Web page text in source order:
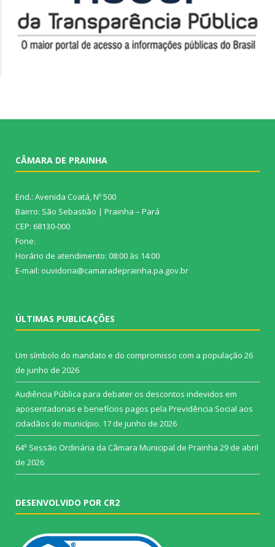
CÂMARA DE PRAINHA
End.: Avenida Coatá, Nº 500
Bairro: São Sebastião | Prainha – Pará
CEP: 68130-000
Fone:
Horário de atendimento: 08:00 às 14:00
E-mail: ouvidoria@camaradeprainha.pa.gov.br
ÚLTIMAS PUBLICAÇÕES
Um símbolo do mandato e do compromisso com a população 26
de junho de 2026
Audiência Pública para debater os descontos indevidos em
aposentadorias e benefícios pagos pela Previdência Social aos
cidadãos do município. 17 de junho de 2026
64ª Sessão Ordinária da Câmara Municipal de Prainha 29 de abril
de 2026
DESENVOLVIDO POR CR2